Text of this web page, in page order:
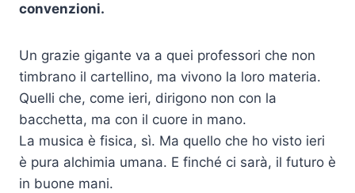
convenzioni.
Un grazie gigante va a quei professori che non
timbrano il cartellino, ma vivono la loro materia.
Quelli che, come ieri, dirigono non con la
bacchetta, ma con il cuore in mano.
La musica è fisica, sì. Ma quello che ho visto ieri
è pura alchimia umana. E finché ci sarà, il futuro è
in buone mani.